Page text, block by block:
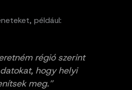
például:
régió szerint
hogy helyi
meg.”